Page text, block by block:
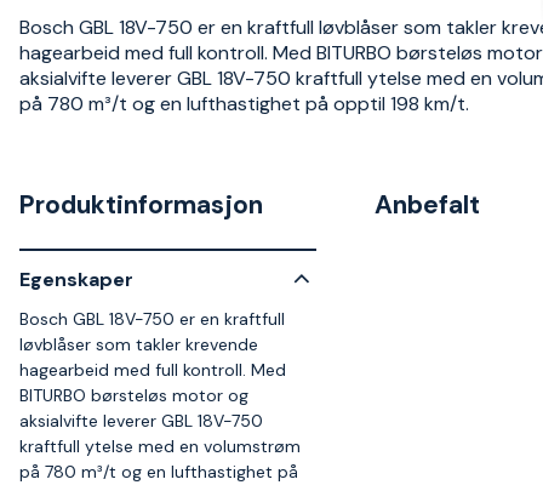
Bosch GBL 18V-750 er en kraftfull løvblåser som takler
hagearbeid med full kontroll. Med BITURBO børsteløs
aksialvifte leverer GBL 18V-750 kraftfull ytelse med en
på 780 m³/t og en lufthastighet på opptil 198 km/t.
Produktinformasjon
Egenskaper
Bosch GBL 18V-750 er en kraftfull
løvblåser som takler krevende
hagearbeid med full kontroll. Med
BITURBO børsteløs motor og
aksialvifte leverer GBL 18V-750
kraftfull ytelse med en volumstrøm
på 780 m³/t og en lufthastighet på
Anbefalt